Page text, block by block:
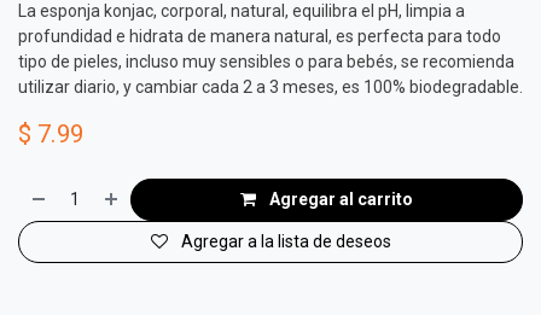
La esponja konjac, corporal, natural, equilibra el pH, limpia a
profundidad e hidrata de manera natural, es perfecta para todo
tipo de pieles, incluso muy sensibles o para bebés, se recomienda
utilizar diario, y cambiar cada 2 a 3 meses, es 100% biodegradable.
$ 7.99
Agregar al carrito
Agregar a la lista de deseos